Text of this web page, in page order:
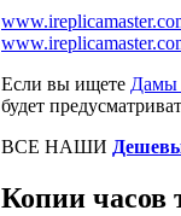
Если вы ищете Дамы
будет
ВСЕ НАШИ
Копии часов